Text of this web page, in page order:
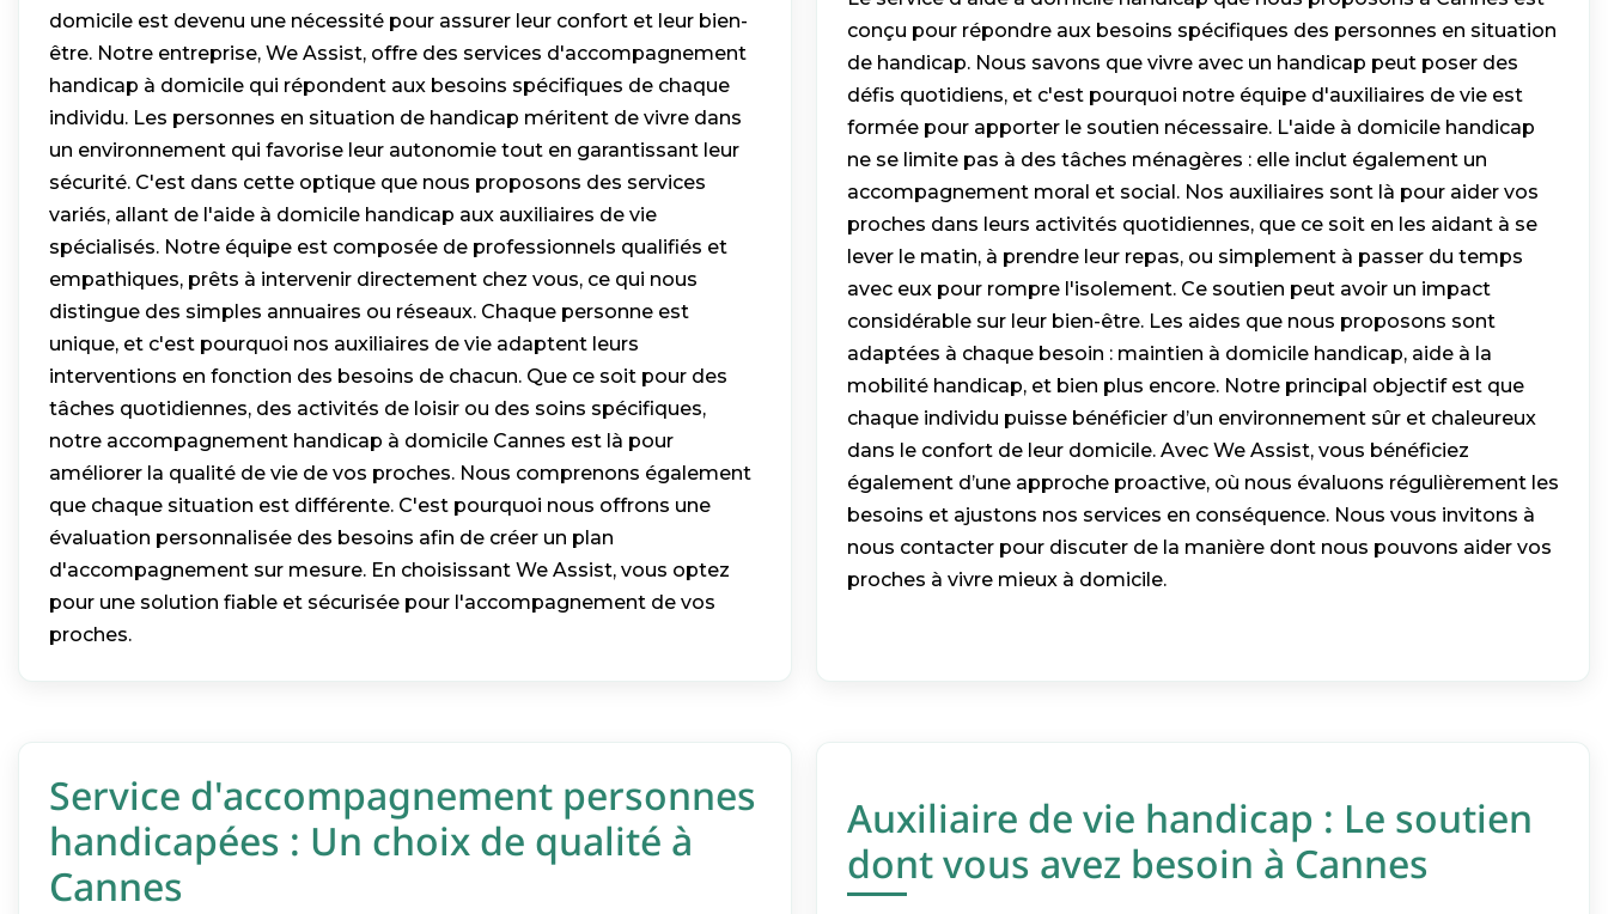
domicile est devenu une nécessité pour assurer leur confort et leur bien-
être. Notre entreprise, We Assist, offre des services d'accompagnement
handicap à domicile qui répondent aux besoins spécifiques de chaque
individu. Les personnes en situation de handicap méritent de vivre dans
un environnement qui favorise leur autonomie tout en garantissant leur
sécurité. C'est dans cette optique que nous proposons des services
variés, allant de l'aide à domicile handicap aux auxiliaires de vie
spécialisés. Notre équipe est composée de professionnels qualifiés et
empathiques, prêts à intervenir directement chez vous, ce qui nous
distingue des simples annuaires ou réseaux. Chaque personne est
unique, et c'est pourquoi nos auxiliaires de vie adaptent leurs
interventions en fonction des besoins de chacun. Que ce soit pour des
tâches quotidiennes, des activités de loisir ou des soins spécifiques,
notre accompagnement handicap à domicile Cannes est là pour
améliorer la qualité de vie de vos proches. Nous comprenons également
que chaque situation est différente. C'est pourquoi nous offrons une
évaluation personnalisée des besoins afin de créer un plan
d'accompagnement sur mesure. En choisissant We Assist, vous optez
pour une solution fiable et sécurisée pour l'accompagnement de vos
proches.
conçu pour répondre aux besoins spécifiques des personnes en situation
de handicap. Nous savons que vivre avec un handicap peut poser des
défis quotidiens, et c'est pourquoi notre équipe d'auxiliaires de vie est
formée pour apporter le soutien nécessaire. L'aide à domicile handicap
ne se limite pas à des tâches ménagères : elle inclut également un
accompagnement moral et social. Nos auxiliaires sont là pour aider vos
proches dans leurs activités quotidiennes, que ce soit en les aidant à se
lever le matin, à prendre leur repas, ou simplement à passer du temps
avec eux pour rompre l'isolement. Ce soutien peut avoir un impact
considérable sur leur bien-être. Les aides que nous proposons sont
adaptées à chaque besoin : maintien à domicile handicap, aide à la
mobilité handicap, et bien plus encore. Notre principal objectif est que
chaque individu puisse bénéficier d’un environnement sûr et chaleureux
dans le confort de leur domicile. Avec We Assist, vous bénéficiez
également d’une approche proactive, où nous évaluons régulièrement les
besoins et ajustons nos services en conséquence. Nous vous invitons à
nous contacter pour discuter de la manière dont nous pouvons aider vos
proches à vivre mieux à domicile.
Service d'accompagnement personnes
handicapées : Un choix de qualité à
Cannes
Auxiliaire de vie handicap : Le soutien
dont vous avez besoin à Cannes